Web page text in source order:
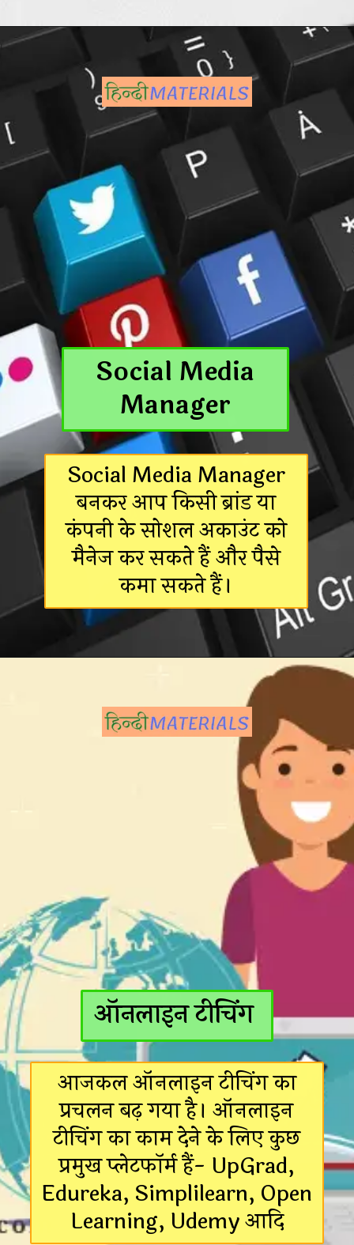
https://hindimaterials.com/student-online-paise-kaise-kamayen/#:~:text=%E0%A4%95%E0%A4%82%E0%A4%9F%E0%A5%87%E0%A4%A8%E0%A5%8D%E0%A4%9F%20%E0%A4%8F%E0%A4%A1%E0%A4%BF%E0%A4%9F%E0%A4%B0%20%E0%A4%AF%E0%A4%BE%20%E0%A4%B0%E0%A4%BE%E0%A4%87%E0%A4%9F%E0%A4%B0%20/%20Content%20Editor%20%E0%A4%AF%E0%A4%BE%20Writer%20%E0%A4%AC%E0%A4%A8%E0%A4%95%E0%A4%B0
Social Media
Manager
Social Media Manager
बनकर आप किसी ब्रांड या
कंपनी के सोशल अकाउंट को
मैनेज कर सकते हैं और पैसे
कमा सकते हैं।
ऑनलाइन टीचिंग
आजकल ऑनलाइन टीचिंग का
प्रचलन बढ़ गया है। ऑनलाइन
टीचिंग का काम देने के लिए कुछ
प्रमुख प्लेटफॉर्म हैं- UpGrad,
Edureka, Simplilearn, Open
Learning, Udemy आदि